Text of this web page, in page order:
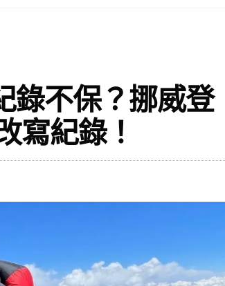
錄不保？挪威登
寫紀錄！